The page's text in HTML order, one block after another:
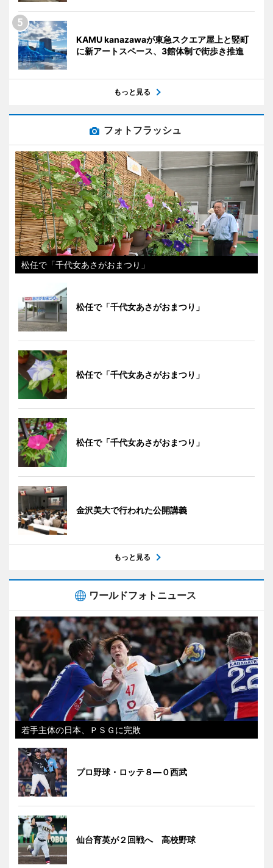
KAMU kanazawaが東急スクエア屋上と竪町
に新アートスペース、3館体制で街歩き推進
もっと見る
フォトフラッシュ
松任で「千代女あさがおまつり」
松任で「千代女あさがおまつり」
松任で「千代女あさがおまつり」
松任で「千代女あさがおまつり」
金沢美大で行われた公開講義
もっと見る
ワールドフォトニュース
若手主体の日本、ＰＳＧに完敗
プロ野球・ロッテ８―０西武
仙台育英が２回戦へ 高校野球